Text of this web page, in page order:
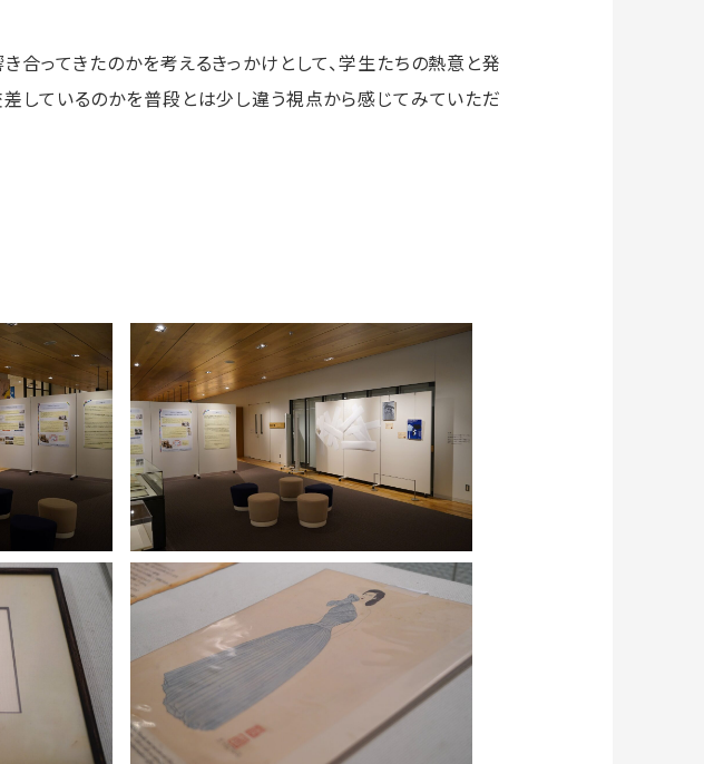
ってきたのかを考えるきっかけとして、学生たちの熱意と発
しているのかを普段とは少し違う視点から感じてみていただ